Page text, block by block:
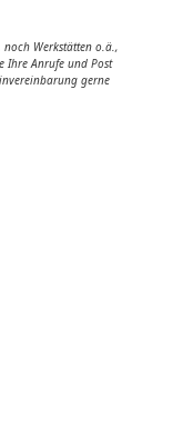
Werkstätten o.ä.,
Ihre Anrufe und Post
gerne